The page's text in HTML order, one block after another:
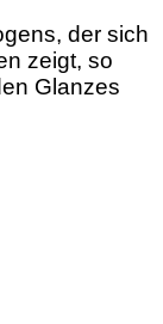
der sich
zeigt, so
Glanzes